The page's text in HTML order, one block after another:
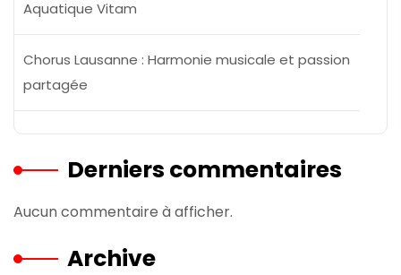
Aquatique Vitam
Chorus Lausanne : Harmonie musicale et passion
partagée
Derniers commentaires
Aucun commentaire à afficher.
Archive